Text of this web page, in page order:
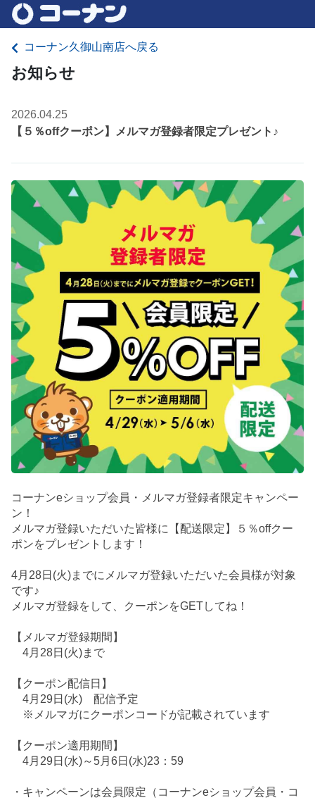
コーナン久御山南店へ戻る
お知らせ
2026.04.25
【５％offクーポン】メルマガ登録者限定プレゼント♪
コーナンeショップ会員・メルマガ登録者限定キャンペー
ン！
メルマガ登録いただいた皆様に【配送限定】５％offクー
ポンをプレゼントします！
4月28日(火)までにメルマガ登録いただいた会員様が対象
です♪
メルマガ登録をして、クーポンをGETしてね！
【メルマガ登録期間】
4月28日(火)まで
【クーポン配信日】
4月29日(水) 配信予定
※メルマガにクーポンコードが記載されています
【クーポン適用期間】
4月29日(水)～5月6日(水)23：59
・キャンペーンは会員限定（コーナンeショップ会員・コ